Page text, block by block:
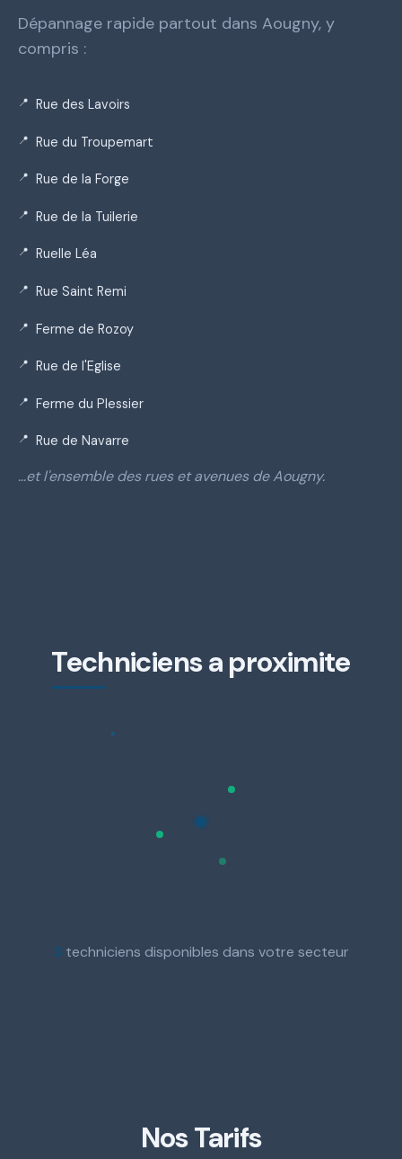
Dépannage rapide partout dans Aougny, y
compris :
Rue des Lavoirs
Rue du Troupemart
Rue de la Forge
Rue de la Tuilerie
Ruelle Léa
Rue Saint Remi
Ferme de Rozoy
Rue de l'Eglise
Ferme du Plessier
Rue de Navarre
…et l'ensemble des rues et avenues de Aougny.
Techniciens a proximite
3 techniciens disponibles dans votre secteur
Nos Tarifs